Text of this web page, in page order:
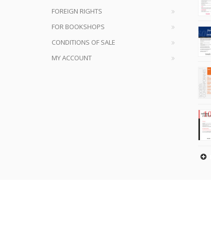
FOREIGN RIGHTS
FOR BOOKSHOPS
CONDITIONS OF SALE
MY ACCOUNT